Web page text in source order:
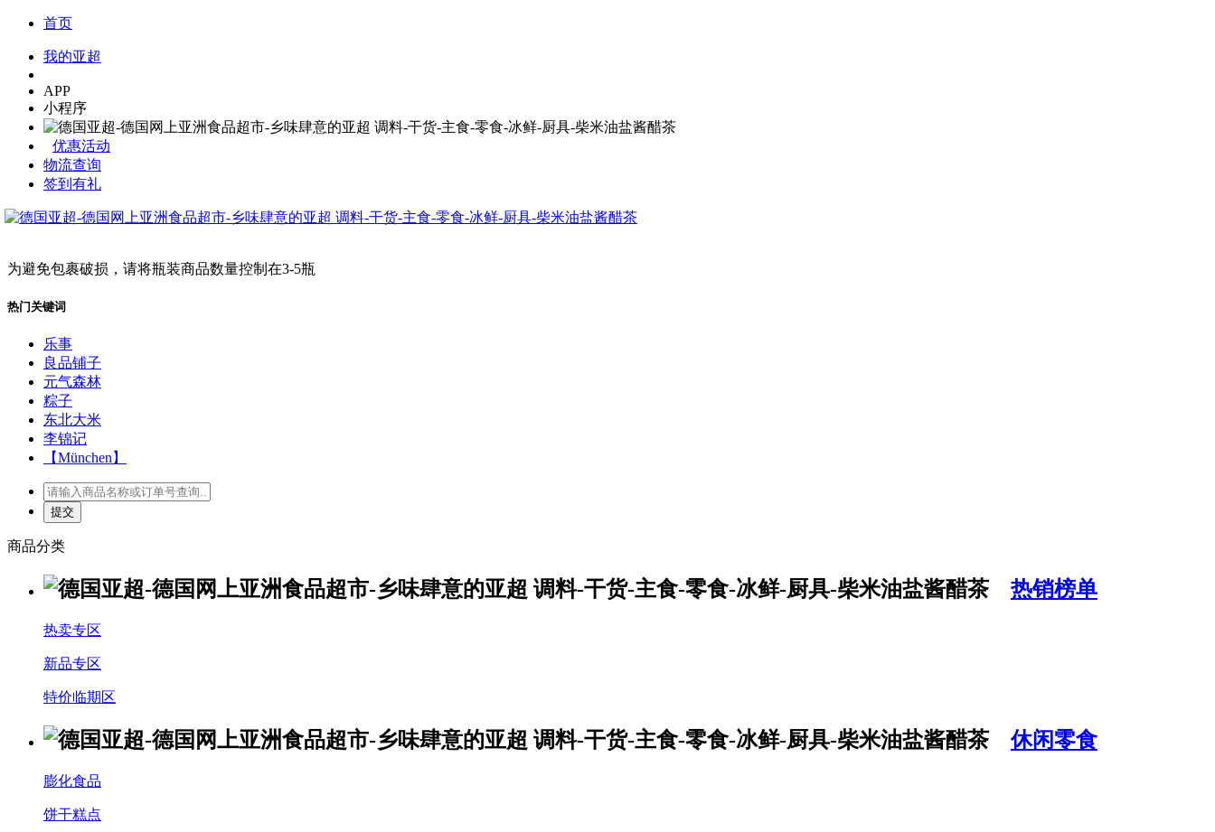
首页
我的亚超
APP
小程序
优惠活动
物流查询
签到有礼
为避免包裹破损，请将瓶装商品数量控制在3-5瓶
热门关键词
乐事
良品铺子
元气森林
粽子
东北大米
李锦记
【München】
商品分类
热销榜单
热卖专区
新品专区
特价临期区
休闲零食
膨化食品
饼干糕点